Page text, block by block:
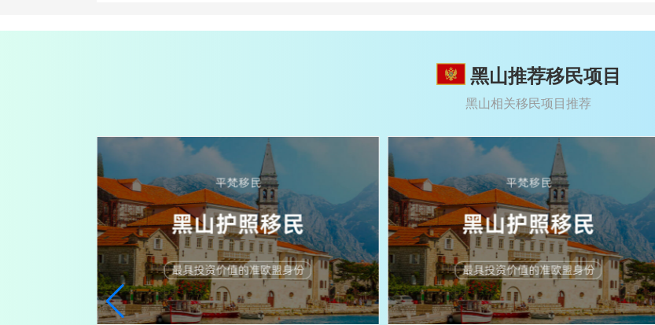
黑山推荐移民项目
黑山相关移民项目推荐